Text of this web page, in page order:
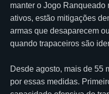
manter o Jogo Ranqueado
ativos, estão mitigações
armas que desaparecem
quando trapaceiros são
Desde agosto, mais de 55
por essas medidas.